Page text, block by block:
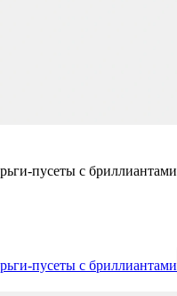
пусеты с бриллиантами
пусеты с бриллиантами